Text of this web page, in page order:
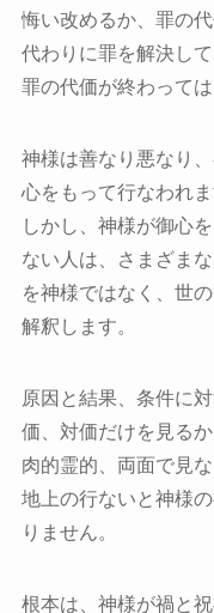
悔い改めるか、罪の
代わりに罪を解決し
罪の代価が終わって
神様は善なり悪なり
心をもって行なわれま
しかし、神様が御心
ない人は、さまざま
を神様ではなく、世
解釈します。
原因と結果、条件に
価、対価だけを見る
肉的霊的、両面で見
地上の行ないと神様
りません。
根本は、神様が禍と